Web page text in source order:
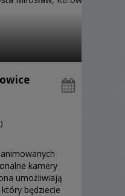
kamery
umożliwiają
będziecie